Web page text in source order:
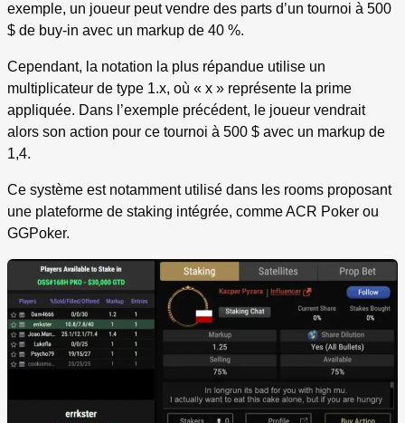
exemple, un joueur peut vendre des parts d’un tournoi à 500
$ de buy-in avec un markup de 40 %.
Cependant, la notation la plus répandue utilise un
multiplicateur de type 1.x, où « x » représente la prime
appliquée. Dans l’exemple précédent, le joueur vendrait
alors son action pour ce tournoi à 500 $ avec un markup de
1,4.
Ce système est notamment utilisé dans les rooms proposant
une plateforme de staking intégrée, comme ACR Poker ou
GGPoker.